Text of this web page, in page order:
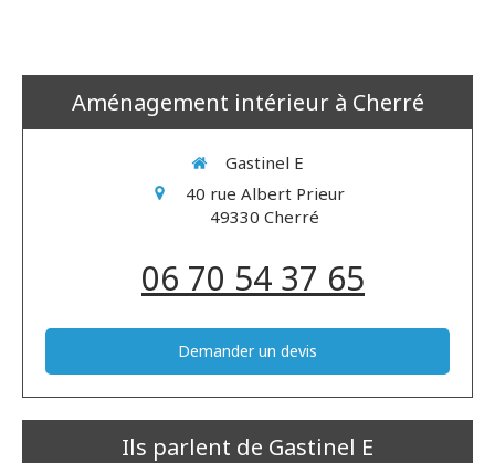
Aménagement intérieur à Cherré
Gastinel E
40 rue Albert Prieur
49330 Cherré
06 70 54 37 65
Demander un devis
Ils parlent de Gastinel E